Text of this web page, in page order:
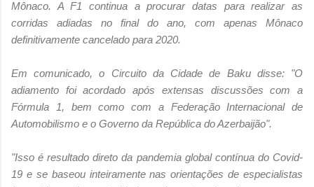
Mônaco. A F1 continua a procurar datas para realizar as
corridas adiadas no final do ano, com apenas Mônaco
definitivamente cancelado para 2020.
Em comunicado, o Circuito da Cidade de Baku disse: "O
adiamento foi acordado após extensas discussões com a
Fórmula 1, bem como com a Federação Internacional de
Automobilismo e o Governo da República do Azerbaijão".
"Isso é resultado direto da pandemia global contínua do Covid-
19 e se baseou inteiramente nas orientações de especialistas